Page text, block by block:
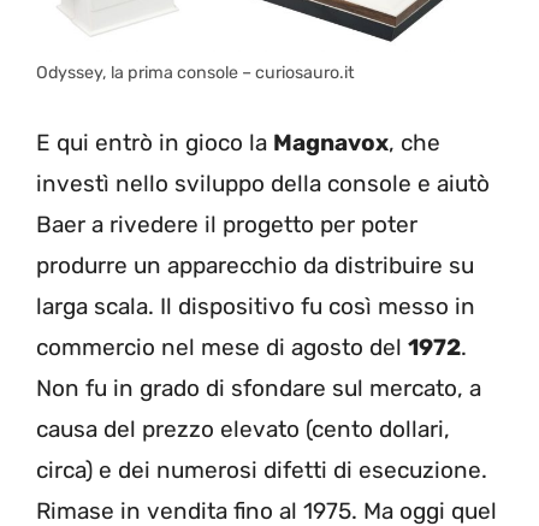
Odyssey, la prima console – curiosauro.it
E qui entrò in gioco la Magnavox, che
investì nello sviluppo della console e aiutò
Baer a rivedere il progetto per poter
produrre un apparecchio da distribuire su
larga scala. Il dispositivo fu così messo in
commercio nel mese di agosto del 1972.
Non fu in grado di sfondare sul mercato, a
causa del prezzo elevato (cento dollari,
circa) e dei numerosi difetti di esecuzione.
Rimase in vendita fino al 1975. Ma oggi quel